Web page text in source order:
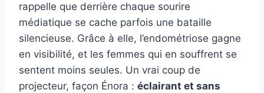
rappelle que derrière chaque sourire
médiatique se cache parfois une bataille
silencieuse. Grâce à elle, l’endométriose gagne
en visibilité, et les femmes qui en souffrent se
sentent moins seules. Un vrai coup de
projecteur, façon Énora : éclairant et sans